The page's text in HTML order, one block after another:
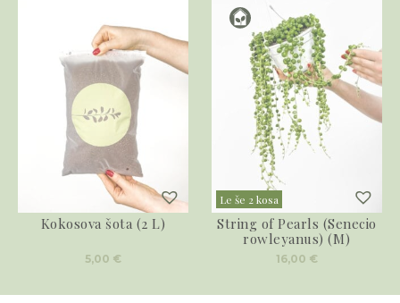
Kokosova šota (2 L)
5,00 €
Le še 2 kosa
String of Pearls (Senecio
rowleyanus) (M)
16,00 €